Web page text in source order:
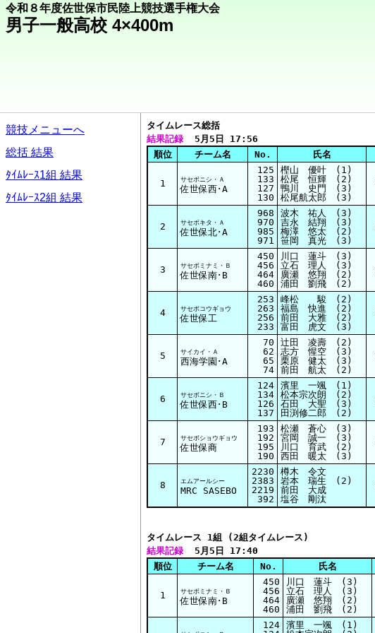
令和８年度佐世保市民陸上競技選手権大会
男子一般高校 4×400m
競技メニューへ
総括 結果
ﾀｲﾑﾚｰｽ1組 結果
ﾀｲﾑﾚｰｽ2組 結果
タイムレース総括
結果記録
  5月5日 17:56
順位
チーム名 No. 氏名
1 サセボニシ・Ａ
佐世保西･A
125
133
127
130
樫山 優叶 (1)
松尾 恒輝 (2)
鴨川 史門 (3)
松尾航太郎 (3)
2 サセボキタ・Ａ
佐世保北･A
968
970
985
971
波木 祐人 (3)
吉永 結翔 (3)
梅澤 悠太 (2)
笹岡 真光 (3)
3 サセボミナミ・Ｂ
佐世保南･B
450
456
464
460
川口 蓮斗 (3)
立石 理人 (3)
廣瀬 悠翔 (2)
浦田 劉飛 (2)
4 サセボコウギョウ
佐世保工
253
263
256
233
峰松 駿 (2)
福島 快進 (2)
前田 大雅 (2)
富田 虎文 (3)
5 サイカイ・Ａ
西海学園･A
70
62
65
74
辻田 凌壽 (2)
志方 惺空 (3)
栗原 健太 (3)
前田 航太 (2)
6 サセボニシ・Ｂ
佐世保西･B
124
134
126
137
濱里 一颯 (1)
松本宗次朗 (2)
石田 大聖 (3)
田渕修二郎 (2)
7 サセボショウギョウ
佐世保商
193
192
195
190
松瀬 蒼心 (3)
宮岡 誠一 (3)
川口 育武 (2)
西田 暖太 (3)
8 エムアールシー
MRC SASEBO
2230
2383
2219
392
樽木 令文
岩本 瑞生 (2)
前田 大成
塩谷 剛汰
タイムレース 1組 (2組タイムレース)
結果記録
  5月5日 17:40
順位
チーム名 No. 氏名
1 サセボミナミ・Ｂ
佐世保南･B
450
456
464
460
川口 蓮斗 (3)
立石 理人 (3)
廣瀬 悠翔 (2)
浦田 劉飛 (2)
124 濱里 一颯 (1)